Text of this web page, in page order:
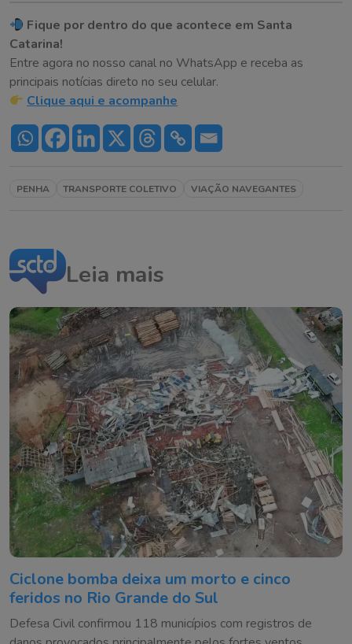
Fique por dentro do que acontece em Santa
Catarina!
Entre agora no nosso canal no WhatsApp e receba as
principais notícias direto no seu celular.
Clique aqui e acompanhe
PENHA TRANSPORTE COLETIVO VIAÇÃO NAVEGANTES
Leia mais
Ciclone bomba deixa um morto e cinco
feridos no Rio Grande do Sul
Defesa Civil confirmou 118 municípios com registros de